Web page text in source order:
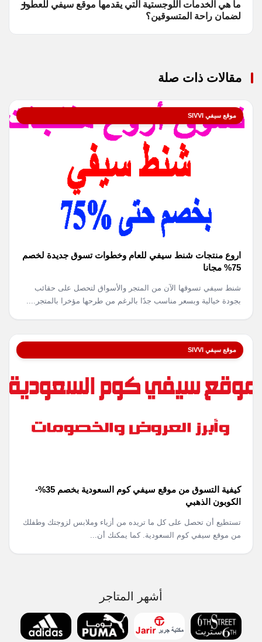
ما هي الخدمات اللوجستية التي يقدمها موقع سيفي للعطور
لضمان راحة المتسوقين؟
مقالات ذات صلة
موقع سيفي SIVVI
اروع منتجات شنط سيفي للعام وخطوات تسوق جديدة لخصم
75% مجانا
شنط سيفي تسوقها الآن من المتجر والأسواق لتحصل على حقائب
بجودة خيالية وبسعر مناسب جدًا بالرغم من طرحها مؤخرا بالمتجر....
موقع سيفي SIVVI
كيفية التسوق من موقع سيفي كوم السعودية بخصم 35%-
الكوبون الذهبي
تستطيع أن تحصل على كل ما تريده من أزياء وملابس لزوجتك وطفلك
من موقع سيفي كوم السعودية. كما يمكنك أن...
أشهر المتاجر